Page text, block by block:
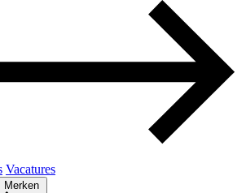
Vacatures
Merken